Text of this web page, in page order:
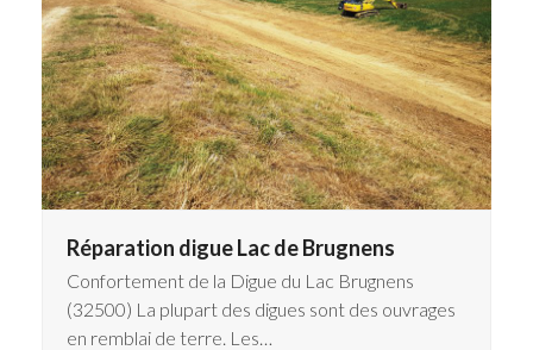
Réparation digue Lac de Brugnens
Confortement de la Digue du Lac Brugnens
(32500) La plupart des digues sont des ouvrages
en remblai de terre. Les…